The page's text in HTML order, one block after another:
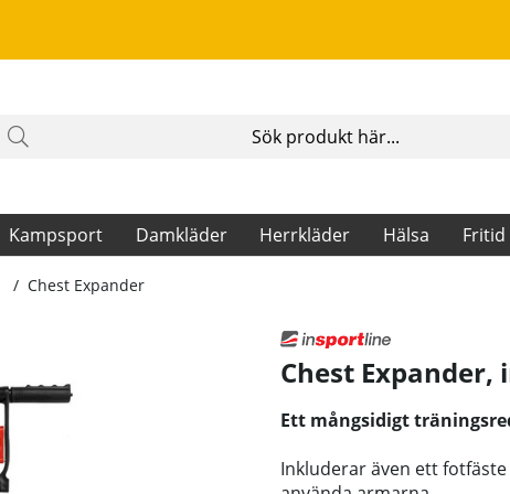
Kampsport Damkläder Herrkläder Hälsa Fritid
Chest Expander
Chest Expander,
Ett mångsidigt
Inkluderar även ett